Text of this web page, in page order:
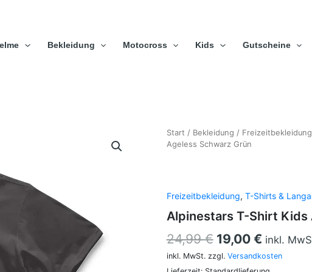
Bekleidung Motocross Kids Gutscheine
Start / Bekleidung / Freizeitbekleidung
Ageless Schwarz Grün
Freizeitbekleidung, T-Shirts &
Alpinestars T-Shirt Kids
24,99€
Ursprünglicher
24,99 €
19,00 €
19,00 €.
inkl.
inkl. MwSt. zzgl. Versandkosten
Alpinestars
T-
Schwarz
Menge